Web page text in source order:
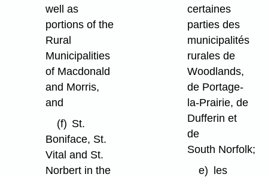
well as
portions of the
Rural
Municipalities
of Macdonald
and Morris,
and
(f) St.
Boniface, St.
Vital and St.
Norbert in the
certaines
parties des
municipalités
rurales de
Woodlands,
de Portage-
la-Prairie, de
Dufferin et
de
South Norfolk;
e) les